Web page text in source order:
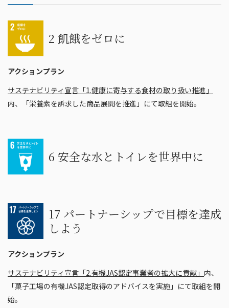
2 飢餓をゼロに
アクションプラン
サステナビリティ宣言「1.健康に寄与する食材の取り扱い推進」
内、「栄養素を訴求した商品展開を推進」にて取組を開始。
6 安全な水とトイレを世界中に
17 パートナーシップで目標を達成
しよう
アクションプラン
サステナビリティ宣言「2.有機JAS認定事業者の拡大に貢献」 内、
「菓子工場の有機JAS認定取得のアドバイスを実施」にて取組を開
始。